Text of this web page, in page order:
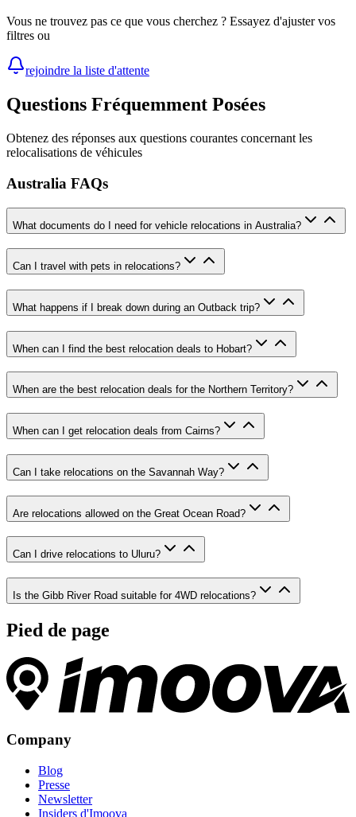
Vous ne trouvez pas ce que vous cherchez ? Essayez d'ajuster vos
filtres ou
rejoindre la liste d'attente
Questions Fréquemment Posées
Obtenez des réponses aux questions courantes concernant les
relocalisations de véhicules
Australia FAQs
What documents do I need for vehicle relocations in Australia?
Can I travel with pets in relocations?
What happens if I break down during an Outback trip?
When can I find the best relocation deals to Hobart?
When are the best relocation deals for the Northern Territory?
When can I get relocation deals from Cairns?
Can I take relocations on the Savannah Way?
Are relocations allowed on the Great Ocean Road?
Can I drive relocations to Uluru?
Is the Gibb River Road suitable for 4WD relocations?
Pied de page
Company
Blog
Presse
Newsletter
Insiders d'Imoova